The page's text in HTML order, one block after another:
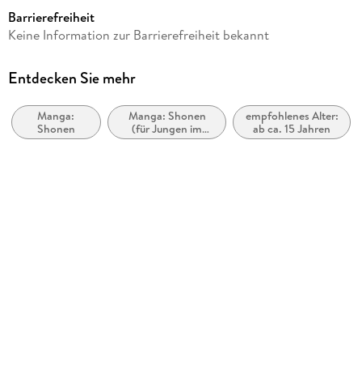
Altersempfehlung
Reihe
Autor/Autorin
Kei Urana, Hideyoshi Andou
Barrierefreiheit
Keine Information zur Barrierefreiheit bekannt
Entdecken Sie mehr
Manga:
Shonen
Manga: Shonen
(für Jungen im
Teenageralter)
empfohlenes Alter:
ab ca. 15 Jahren